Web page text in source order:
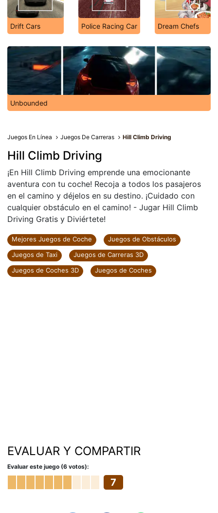
Drift Cars Police Racing Car Dream Chefs
Unbounded
Juegos En Línea Juegos De Carreras Hill Climb Driving
Hill Climb Driving
¡En Hill Climb Driving emprende una emocionante
aventura con tu coche! Recoja a todos los pasajeros
en el camino y déjelos en su destino. ¡Cuidado con
cualquier obstáculo en el camino! - Jugar Hill Climb
Driving Gratis y Diviértete!
Mejores Juegos de Coche
Juegos de Obstáculos
Juegos de Taxi
Juegos de Carreras 3D
Juegos de Coches 3D
Juegos de Coches
EVALUAR Y COMPARTIR
Evaluar este juego (6 votos):
7